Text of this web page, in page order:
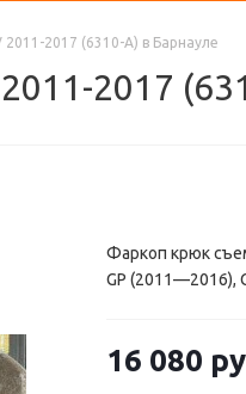
2017 (6310-A) в Барнауле
2017
Фаркоп крюк
GP (2011—2016),
16 080